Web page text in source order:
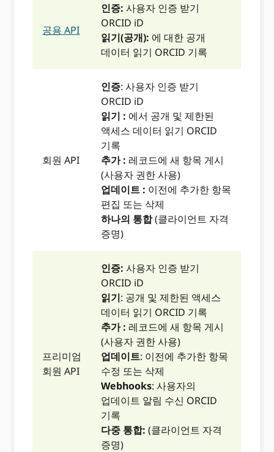
공용 API
인증: 사용자 인증 받기
ORCID iD
읽기(공개): 에 대한 공개
데이터 읽기 ORCID 기록
회원 API
인증: 사용자 인증 받기
ORCID iD
읽기 : 에서 공개 및 제한된
액세스 데이터 읽기 ORCID
기록
추가 : 레코드에 새 항목 게시
(사용자 권한 사용)
업데이트 : 이전에 추가한 항목
편집 또는 삭제
하나의 통합(클라이언트 자격
증명)
프리미엄
회원 API
인증: 사용자 인증 받기
ORCID iD
읽기: 공개 및 제한된 액세스
데이터 읽기 ORCID 기록
추가 : 레코드에 새 항목 게시
(사용자 권한 사용)
업데이트: 이전에 추가한 항목
수정 또는 삭제
Webhooks: 사용자의
업데이트 알림 수신 ORCID
기록
다중 통합: (클라이언트 자격
증명)